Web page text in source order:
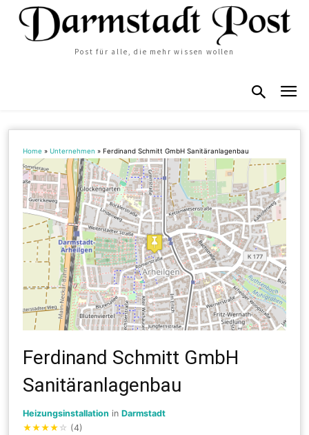
Post für alle, die mehr wissen wollen
Home »Unternehmen »Ferdinand Schmitt GmbH Sanitäranlagenbau
Ferdinand Schmitt GmbH
Sanitäranlagenbau
Heizungsinstallation inDarmstadt
★★★★ ☆ (4)